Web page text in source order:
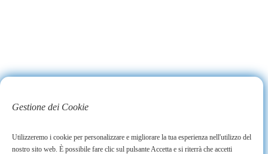
Gestione dei Cookie
Utilizzeremo i cookie per personalizzare e migliorare la tua esperienza nell'utilizzo del
nostro sito web. È possibile fare clic sul pulsante Accetta e si riterrà che accetti